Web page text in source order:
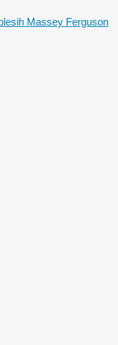
Massey Ferguson